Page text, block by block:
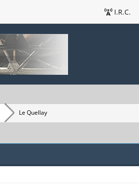
I.R.C.
Le Quellay